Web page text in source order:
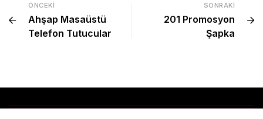
ÖNCEKI
Ahşap Masaüstü
Telefon Tutucular
SONRAKI
201 Promosyon
Şapka